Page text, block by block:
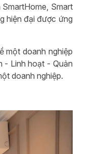
Smart
hiện đại được ứng
một doanh nghiệp
- Linh hoạt - Quản
doanh nghiệp.